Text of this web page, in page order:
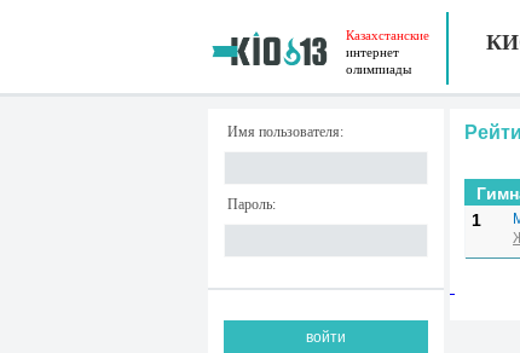
Казахстанские
интернет
олимпиады
Имя пользователя:
Пароль:
1